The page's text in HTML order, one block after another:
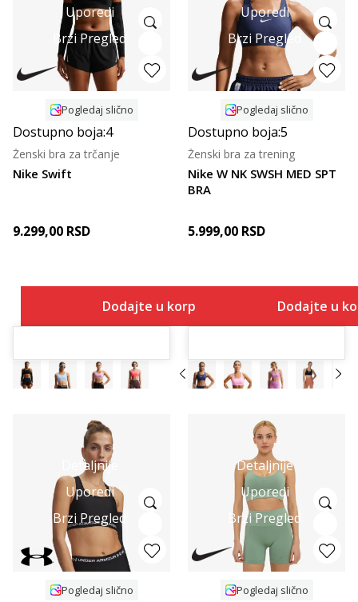
Uporedi
Brzi Pregled
Pogledaj slično
Dostupno boja:4
Nike Swift
Ženski bra za trčanje
9.299,00 RSD
Dodajte u korpu
Uporedi
Brzi Pregled
Pogledaj slično
Dostupno boja:5
Nike W NK SWSH MED SPT
BRA
Ženski bra za trening
5.999,00 RSD
Dodajte u
Detaljnije
Uporedi
Brzi Pregled
Pogledaj slično
Detaljnije
Uporedi
Brzi Pregled
Pogledaj slično